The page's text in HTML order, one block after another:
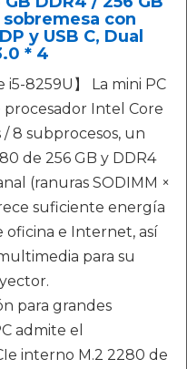
con
y USB C, Dual
* 4
i5-8259U】 La mini PC
Intel Core
8 subprocesos, un
de 256 GB y DDR4
(ranuras SODIMM ×
suficiente energía
oficina e Internet, así
para su
para grandes
admite el
interno M.2 2280 de